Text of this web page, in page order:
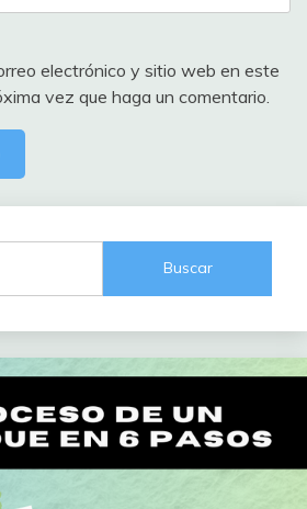
electrónico y sitio web en este
vez que haga un comentario.